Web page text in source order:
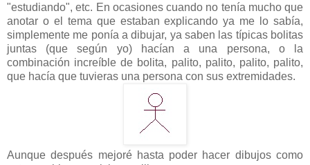
"estudiando", etc. En ocasiones cuando no tenía mucho que
anotar o el tema que estaban explicando ya me lo sabía,
simplemente me ponía a dibujar, ya saben las típicas bolitas
juntas (que según yo) hacían a una persona, o la
combinación increíble de bolita, palito, palito, palito, palito,
que hacía que tuvieras una persona con sus extremidades.
Aunque después mejoré hasta poder hacer dibujos como